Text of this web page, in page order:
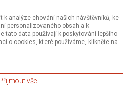
k analýze chování našich návštěvníků, ke
personalizovaného obsah a k
tato data používají k poskytování lepšího
o cookies, které používáme, klikněte na
vše